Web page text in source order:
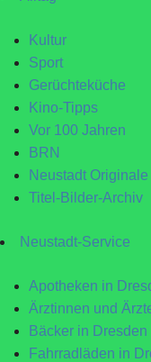
Kultur
Sport
Gerüchteküche
Kino-Tipps
Vor 100 Jahren
BRN
Neustadt Originale
Titel-Bilder-Archiv
Neustadt-Service
Apotheken in
Ärztinnen und
Bäcker in
Fahrradläden in